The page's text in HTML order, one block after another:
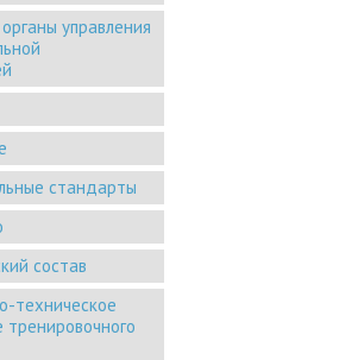
управления
стандарты
состав
техническое
тренировочного